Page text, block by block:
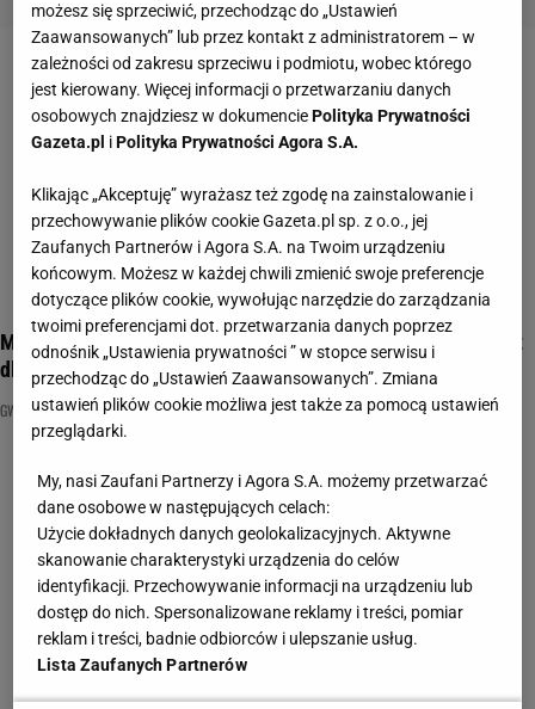
Masz dobrą pamięć? Do trzech nazwisk dopasuj imię. To quiz
dla bystrych
GWIAZDY QUIZ WIEDZY ROZRYWKA
możesz się sprzeciwić, przechodząc do „Ustawień
Zaawansowanych” lub przez kontakt z administratorem – w
zależności od zakresu sprzeciwu i podmiotu, wobec którego
jest kierowany. Więcej informacji o przetwarzaniu danych
osobowych znajdziesz w dokumencie Polityka Prywatności
Gazeta.pl i Polityka Prywatności Agora S.A.
Klikając „Akceptuję” wyrażasz też zgodę na zainstalowanie i
przechowywanie plików cookie Gazeta.pl sp. z o.o., jej
Zaufanych Partnerów i Agora S.A. na Twoim urządzeniu
końcowym. Możesz w każdej chwili zmienić swoje preferencje
dotyczące plików cookie, wywołując narzędzie do zarządzania
twoimi preferencjami dot. przetwarzania danych poprzez
odnośnik „Ustawienia prywatności ” w stopce serwisu i
przechodząc do „Ustawień Zaawansowanych”. Zmiana
ustawień plików cookie możliwa jest także za pomocą ustawień
przeglądarki.
My, nasi Zaufani Partnerzy i Agora S.A. możemy przetwarzać
dane osobowe w następujących celach:
Użycie dokładnych danych geolokalizacyjnych. Aktywne
skanowanie charakterystyki urządzenia do celów
identyfikacji. Przechowywanie informacji na urządzeniu lub
dostęp do nich. Spersonalizowane reklamy i treści, pomiar
reklam i treści, badnie odbiorców i ulepszanie usług.
Lista Zaufanych Partnerów